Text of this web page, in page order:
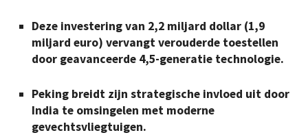
Deze investering van 2,2 miljard dollar (1,9
miljard euro) vervangt verouderde toestellen
door geavanceerde 4,5-generatie technologie.
Peking breidt zijn strategische invloed uit door
India te omsingelen met moderne
gevechtsvliegtuigen.